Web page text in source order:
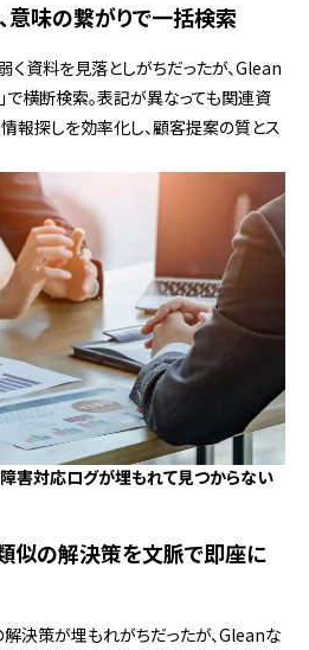
意味の繋がりで一括検索
資料を見落としがちだったが、Glean
で横断検索。表記が異なっても関連資
報探しを効率化し、顧客提案の質とス
害対応ログが埋もれて見つからない
似の解決策を文脈で即座に
決策が埋もれがちだったが、Gleanな